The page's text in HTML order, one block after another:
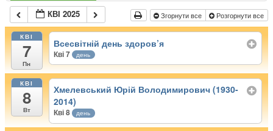
КВІ 2025 Згорнути все Розгорнути все
КВІ
7
Пн
Всесвітній день здоров’я
Кві 7 день
КВІ
8
Вт
Хмелевський Юрій Володимирович (1930-
2014)
Кві 8 день